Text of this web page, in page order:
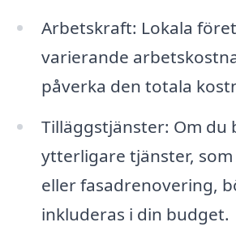
Arbetskraft: Lokala
varierande
påverka den totala
Tilläggstjänster: Om du
ytterligare tjänster,
eller fasadrenovering,
inkluderas i din budget.